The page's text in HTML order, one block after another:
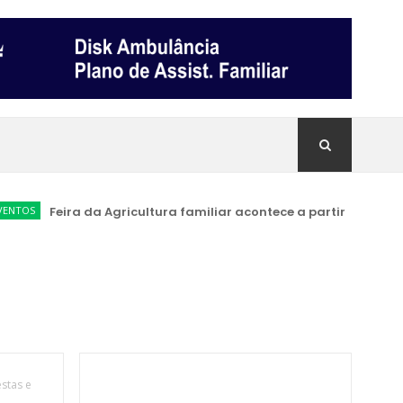
Feira da Agricultura familiar acontece a partir de sábado
e